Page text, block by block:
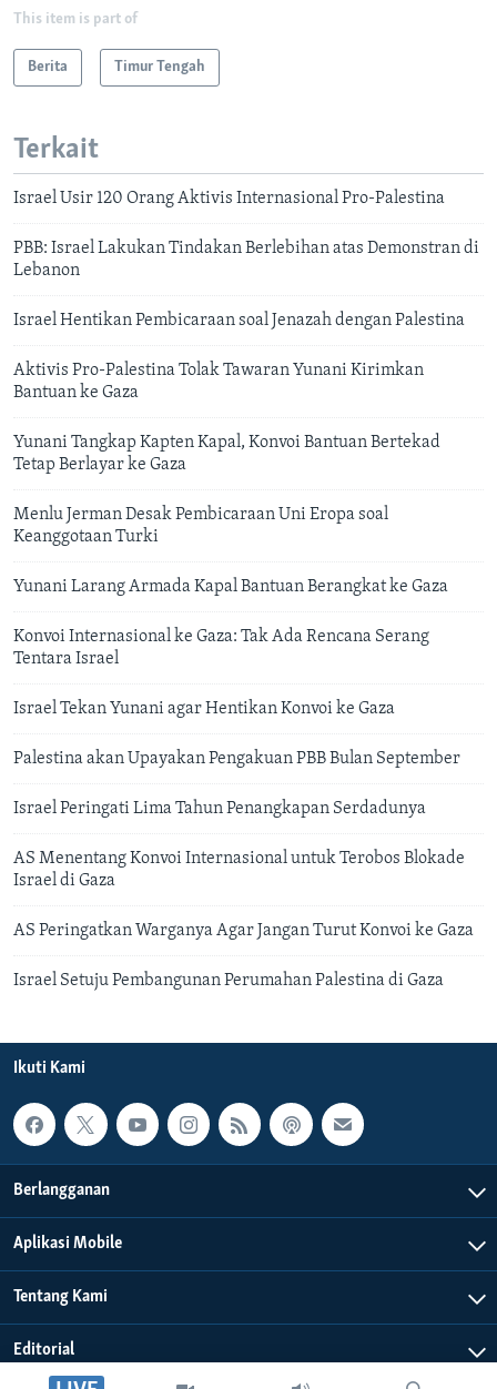
This item is part of
Berita Timur Tengah
Terkait
Israel Usir 120 Orang Aktivis Internasional Pro-Palestina
PBB: Israel Lakukan Tindakan Berlebihan atas Demonstran di
Lebanon
Israel Hentikan Pembicaraan soal Jenazah dengan Palestina
Aktivis Pro-Palestina Tolak Tawaran Yunani Kirimkan
Bantuan ke Gaza
Yunani Tangkap Kapten Kapal, Konvoi Bantuan Bertekad
Tetap Berlayar ke Gaza
Menlu Jerman Desak Pembicaraan Uni Eropa soal
Keanggotaan Turki
Yunani Larang Armada Kapal Bantuan Berangkat ke Gaza
Konvoi Internasional ke Gaza: Tak Ada Rencana Serang
Tentara Israel
Israel Tekan Yunani agar Hentikan Konvoi ke Gaza
Palestina akan Upayakan Pengakuan PBB Bulan September
Israel Peringati Lima Tahun Penangkapan Serdadunya
AS Menentang Konvoi Internasional untuk Terobos Blokade
Israel di Gaza
AS Peringatkan Warganya Agar Jangan Turut Konvoi ke Gaza
Israel Setuju Pembangunan Perumahan Palestina di Gaza
Ikuti Kami
Berlangganan
Aplikasi Mobile
Tentang Kami
Editorial